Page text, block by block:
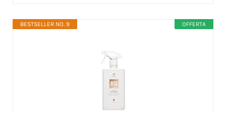
OFFERTA
BESTSELLER NO. 9